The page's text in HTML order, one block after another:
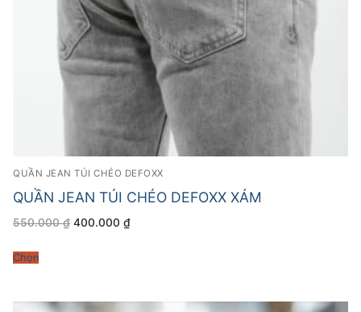
QUẦN JEAN TÚI CHÉO DEFOXX
QUẦN JEAN TÚI CHÉO DEFOXX XÁM
550.000₫ Giá
400.000 ₫Giá
Chọn